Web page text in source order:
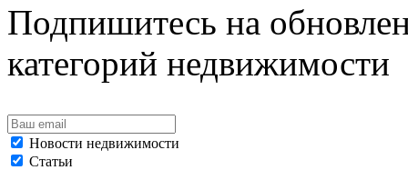
Подпишитесь на
категорий недвижимости
Новости недвижимости
Статьи